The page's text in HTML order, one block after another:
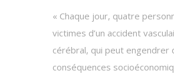
« Chaque jour, quatre
victimes d’un accident
cérébral, qui peut engendrer
conséquences